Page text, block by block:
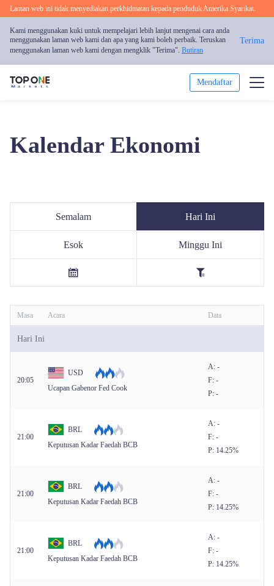
Laman web ini tidak menyediakan perkhidmatan kepada penduduk Amerika Syarikat.
Kami menggunakan kuki untuk mempelajari lebih lanjut mengenai cara anda
menggunakan laman web kami dan apa yang kami boleh perbaik. Teruskan
menggunakan laman web kami dengan mengklik "Terima". Butiran
Terima
Mendaftar
Platform
Mengenai Kami
Melayu
Kalendar Ekonomi
Semalam Hari Ini
Esok Minggu Ini
Masa Acara Data
Hari Ini
20:05
USD
Ucapan Gabenor Fed Cook
A: -
F: -
P: -
21:00
BRL
Keputusan Kadar Faedah BCB
A: -
F: -
P: 14.25%
21:00
BRL
Keputusan Kadar Faedah BCB
A: -
F: -
P: 14.25%
21:00
BRL
Keputusan Kadar Faedah BCB
A: -
F: -
P: 14.25%